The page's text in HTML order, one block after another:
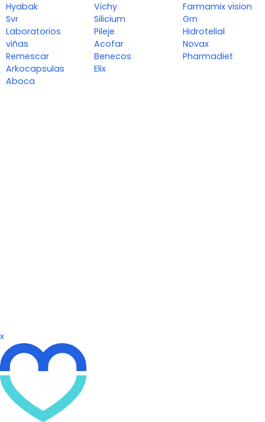
Hyabak
Svr
Laboratorios
viñas
Remescar
Arkocapsulas
Aboca
Vichy
Silicium
Pileje
Acofar
Benecos
Elix
Farmamix vision
Grn
Hidrotelial
Novax
Pharmadiet
x